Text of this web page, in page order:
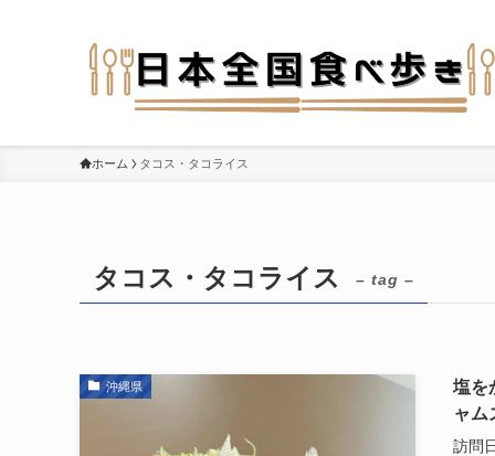
ホーム タコス・タコライス
タコス・タコライス – tag –
沖縄県
塩を
ャム
訪問